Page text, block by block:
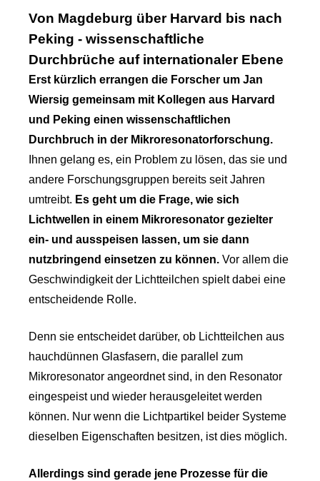
Von Magdeburg über Harvard bis nach
Peking - wissenschaftliche
Durchbrüche auf internationaler Ebene
Erst kürzlich errangen die Forscher um Jan
Wiersig gemeinsam mit Kollegen aus Harvard
und Peking einen wissenschaftlichen
Durchbruch in der Mikroresonatorforschung.
Ihnen gelang es, ein Problem zu lösen, das sie und
andere Forschungsgruppen bereits seit Jahren
umtreibt. Es geht um die Frage, wie sich
Lichtwellen in einem Mikroresonator gezielter
ein- und ausspeisen lassen, um sie dann
nutzbringend einsetzen zu können. Vor allem die
Geschwindigkeit der Lichtteilchen spielt dabei eine
entscheidende Rolle.
Denn sie entscheidet darüber, ob Lichtteilchen aus
hauchdünnen Glasfasern, die parallel zum
Mikroresonator angeordnet sind, in den Resonator
eingespeist und wieder herausgeleitet werden
können. Nur wenn die Lichtpartikel beider Systeme
dieselben Eigenschaften besitzen, ist dies möglich.
Allerdings sind gerade jene Prozesse für die